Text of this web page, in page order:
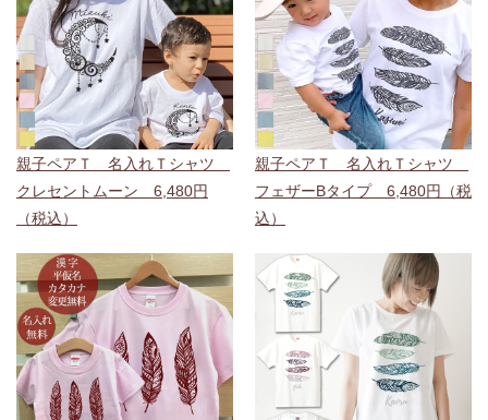
親子ペアＴ 名入れＴシャツ
クレセントムーン 6,480円
（税込）
親子ペアＴ 名入れＴシャツ
フェザーBタイプ 6,480円（税
込）